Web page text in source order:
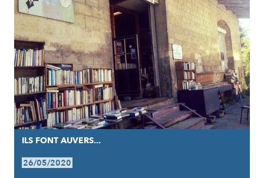
ILS FONT AUVERS...
26/05/2020